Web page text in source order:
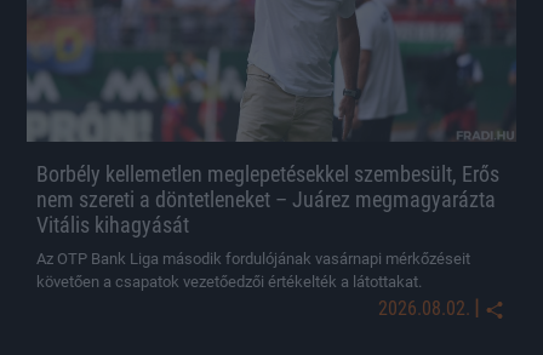
Borbély kellemetlen meglepetésekkel szembesült, Erős
nem szereti a döntetleneket – Juárez megmagyarázta
Vitális kihagyását
Az OTP Bank Liga második fordulójának vasárnapi mérkőzéseit
követően a csapatok vezetőedzői értékelték a látottakat.
2026.08.02. |